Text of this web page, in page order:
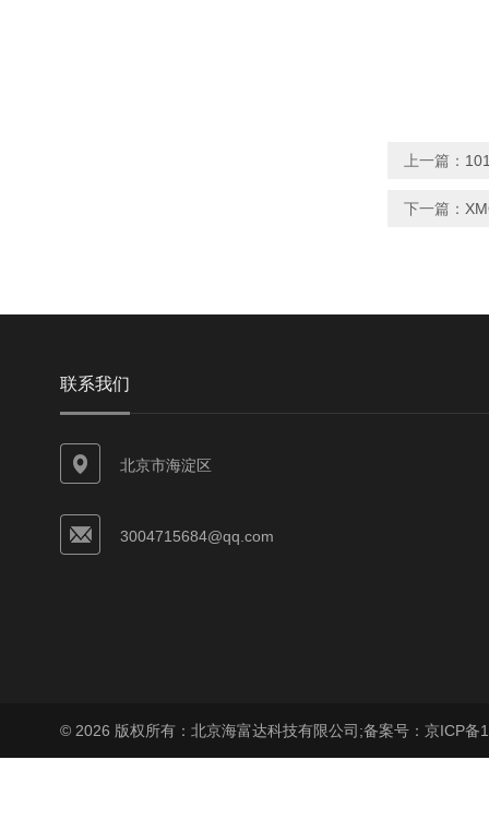
上一篇：
下一篇：
联系我们
北京市海淀区
3004715684@qq.com
© 2026 版权所有：北京海富达科技有限公司;备案号：京ICP备